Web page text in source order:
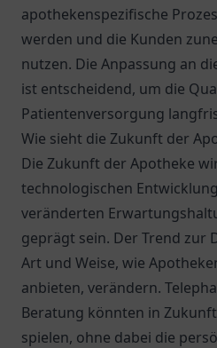
apothekenspezifische
werden und die Kunden
nutzen. Die Anpassung an
ist entscheidend, um die
Patientenversorgung
Wie sieht die Zukunft der
Die Zukunft der Apotheke
technologischen
veränderten
geprägt sein. Der Trend zur
Art und Weise, wie
anbieten, verändern.
Beratung könnten in
spielen, ohne dabei die